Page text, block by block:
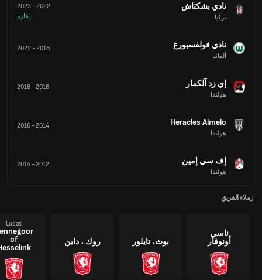
نادي بشكتاش
تركيا
2022
-
2023
إعارة
نادي فولفسبورغ
ألمانيا
2018
-
2022
إي زد آلكمار
هولندا
2016
-
2018
Heracles Almelo
هولندا
2014
-
2016
إف سي إمين
هولندا
2012
-
2014
زملاء الفريق
ناسي
أونوفار
بوث، تايلور روك ، داين
Lucas
of